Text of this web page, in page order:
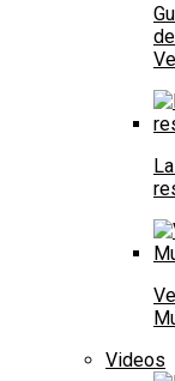
Videos